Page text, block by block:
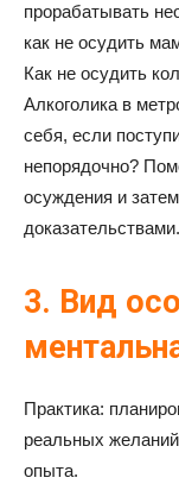
прорабатывать
как не осудить
Как не осудить
Алкоголика в
себя, если
непорядочно?
осуждения и
доказательствами.
3. Вид
Практика:
реальных
опыта.